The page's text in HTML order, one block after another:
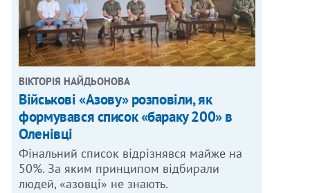
ВІКТОРІЯ НАЙДЬОНОВА
Військові «Азову» розповіли, як
формувався список «бараку 200» в
Оленівці
Фінальний список відрізнявся майже на
50%. За яким принципом відбирали
людей, «азовці» не знають.